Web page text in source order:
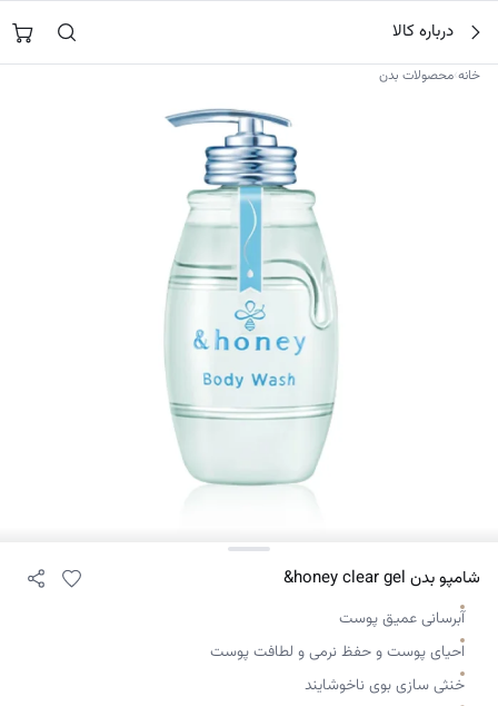
محتوا
جستجو در
درباره کالا
خانه›محصولات بدن
شامپو بدن honey clear gel&
آبرسانی عمیق پوست
احیای پوست و حفظ نرمی و لطافت پوست
خنثی سازی بوی ناخوشایند